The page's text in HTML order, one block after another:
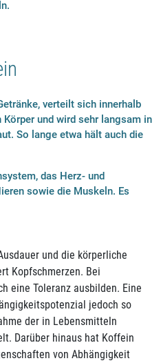
verteilt sich innerhalb
und wird sehr langsam in
So lange etwa hält auch die
das Herz- und
sowie die Muskeln. Es
und die körperliche
Kopfschmerzen. Bei
eine Toleranz ausbilden. Eine
jedoch so
der in Lebensmitteln
Darüber hinaus hat Koffein
von Abhängigkeit